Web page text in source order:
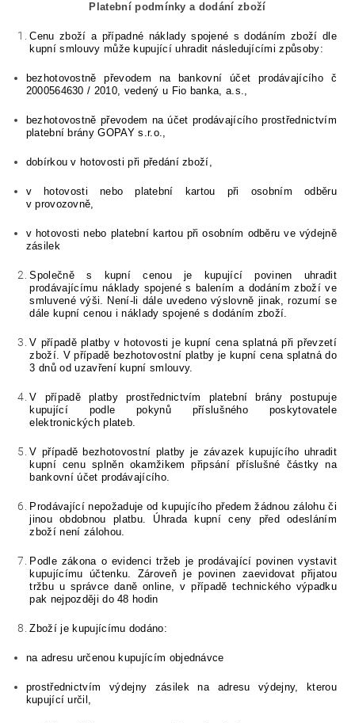
Platební podmínky a dodání zboží
Cenu zboží a případné náklady spojené s dodáním zboží dle
kupní smlouvy může kupující uhradit následujícími způsoby:
bezhotovostně převodem na bankovní účet prodávajícího č
2000564630 / 2010, vedený u Fio banka, a.s.,
bezhotovostně převodem na účet prodávajícího prostřednictvím
platební brány GOPAY s.r.o.,
dobírkou v hotovosti při předání zboží,
v hotovosti nebo platební kartou při osobním odběru
v provozovně,
v hotovosti nebo platební kartou při osobním odběruve výdejně
zásilek
Společně s kupní cenou je kupující povinen uhradit
prodávajícímu náklady spojené s balením a dodáním zboží ve
smluvené výši. Není-li dále uvedeno výslovně jinak, rozumí se
dále kupní cenou i náklady spojené s dodáním zboží.
V případě platby v hotovosti je kupní cena splatná při převzetí
zboží. V případě bezhotovostní platby je kupní cena splatná do
3 dnů od uzavření kupní smlouvy.
V případě platby prostřednictvím platební brány postupuje
kupující podle pokynů příslušného poskytovatele
elektronických plateb.
V případě bezhotovostní platby je závazek kupujícího uhradit
kupní cenu splněn okamžikem připsání příslušné částky na
bankovní účet prodávajícího.
Prodávající nepožaduje od kupujícího předem žádnou zálohu či
jinou obdobnou platbu. Úhrada kupní ceny před odesláním
zboží není zálohou.
Podle zákona o evidenci tržeb je prodávající povinen vystavit
kupujícímu účtenku. Zároveň je povinen zaevidovat přijatou
tržbu u správce daně online, v případě technického výpadku
pak nejpozději do 48 hodin
Zboží je kupujícímu dodáno:
na adresu určenou kupujícím objednávce
prostřednictvím výdejny zásilek na adresu výdejny, kterou
kupující určil,